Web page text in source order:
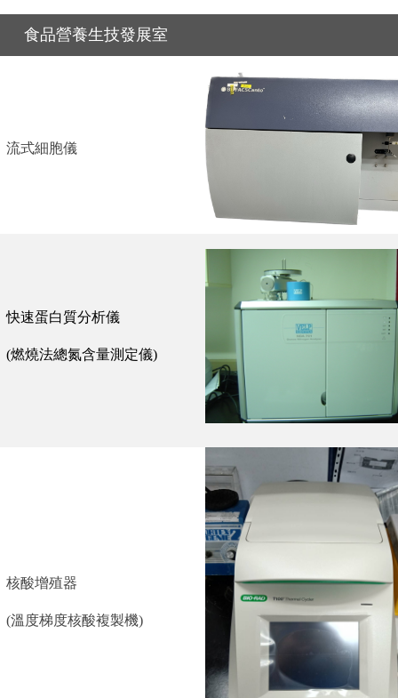
食品營養生技發展室
流式細胞儀
快速蛋白質分析儀
(燃燒法總氮含量測定儀)
核酸增殖器
(溫度梯度核酸複製機)